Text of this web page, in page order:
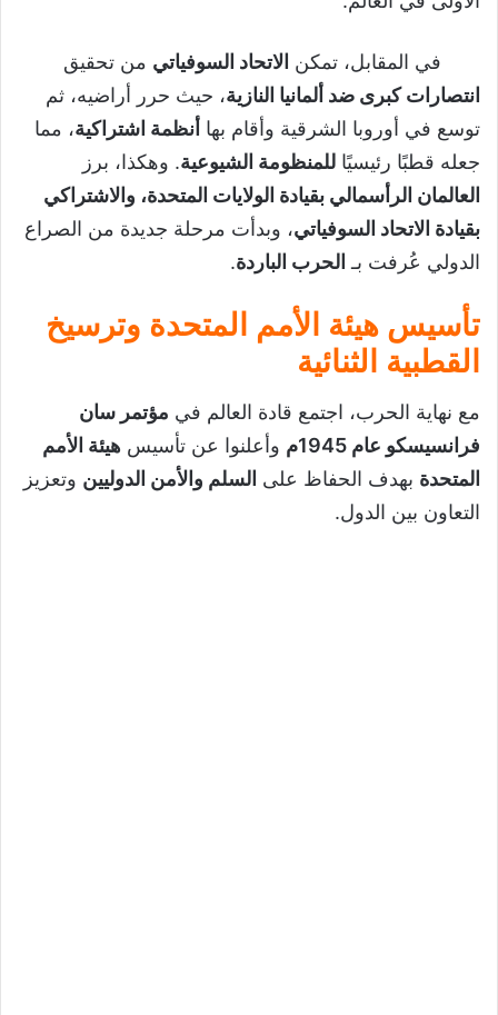
في المقابل، تمكن الاتحاد السوفياتي من تحقيق
انتصارات كبرى ضد ألمانيا النازية، حيث حرر أراضيه، ثم
توسع في أوروبا الشرقية وأقام بها أنظمة اشتراكية، مما
جعله قطبًا رئيسيًا للمنظومة الشيوعية. وهكذا، برز
العالمان الرأسمالي بقيادة الولايات المتحدة، والاشتراكي
بقيادة الاتحاد السوفياتي، وبدأت مرحلة جديدة من الصراع
الدولي عُرفت بـ الحرب الباردة.
تأسيس هيئة الأمم المتحدة وترسيخ
القطبية الثنائية
مع نهاية الحرب، اجتمع قادة العالم في مؤتمر سان
فرانسيسكو عام 1945م
وأعلنوا عن تأسيس هيئة الأمم
المتحدة بهدف الحفاظ على السلم والأمن الدوليين وتعزيز
التعاون بين الدول.